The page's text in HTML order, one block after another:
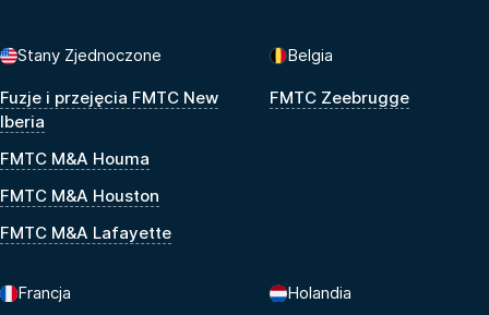
Stany Zjednoczone
Fuzje i przejęcia FMTC New
Iberia
FMTC M&A Houma
FMTC M&A Houston
FMTC M&A Lafayette
Belgia
FMTC Zeebrugge
Francja Holandia